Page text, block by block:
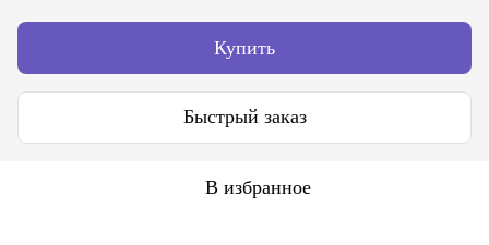
Купить
Быстрый заказ
В избранное